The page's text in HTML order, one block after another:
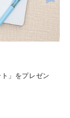
」をプレゼン